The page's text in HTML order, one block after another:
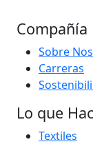
Compañía
Sobre
Carreras
Lo que
Textiles